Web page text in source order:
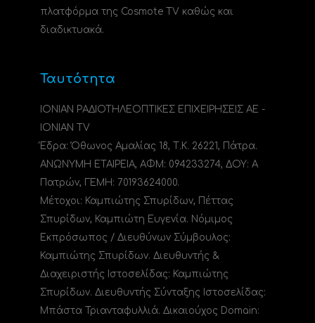
πλατφόρμα της Cosmote TV καθώς και
διαδικτυακά.
Ταυτότητα
ΙΟΝΙΑΝ ΡΑΔΙΟΤΗΛΕΟΠΤΙΚΕΣ ΕΠΙΧΕΙΡΗΣΕΙΣ ΑΕ -
IONIAN TV
Έδρα: Όθωνος Αμαλίας 18, Τ.Κ. 26221, Πάτρα.
ΑΝΩΝΥΜΗ ΕΤΑΙΡΕΙΑ, ΑΦΜ: 094233274, ΔΟΥ: A
Πατρών, ΓΕΜΗ: 70193624000.
Μέτοχοι: Καμπιώτης Σπυρίδων, Πέττας
Σπυρίδων, Καμπιώτη Ευγενία. Νόμιμος
Εκπρόσωπος / Διευθύνων Σύμβουλος:
Καμπιώτης Σπυρίδων. Διευθυντής &
Διαχειριστής Ιστοσελίδας: Καμπιώτης
Σπυρίδων. Διευθυντής Σύνταξης Ιστοσελίδας:
Μπάστα Τριανταφυλλιά. Δικαιούχος Domain: